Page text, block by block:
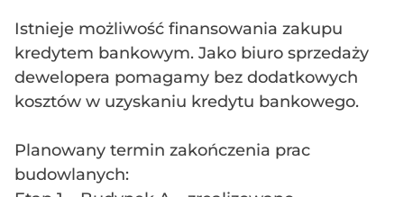
Istnieje możliwość finansowania zakupu
kredytem bankowym. Jako biuro sprzedaży
dewelopera pomagamy bez dodatkowych
kosztów w uzyskaniu kredytu bankowego.
Planowany termin zakończenia prac
budowlanych: